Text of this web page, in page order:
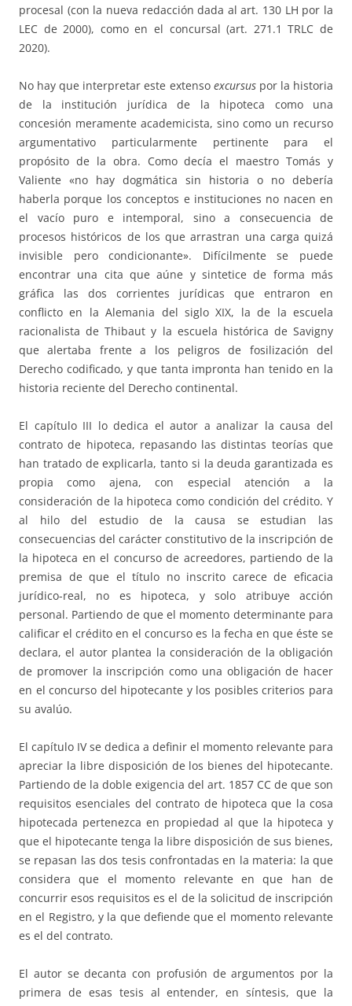
procesal (con la nueva redacción dada al art. 130 LH por la
LEC de 2000), como en el concursal (art. 271.1 TRLC de
2020).
No hay que interpretar este extenso excursuspor la historia
de la institución jurídica de la hipoteca como una
concesión meramente academicista, sino como un recurso
argumentativo particularmente pertinente para el
propósito de la obra. Como decía el maestro Tomás y
Valiente «no hay dogmática sin historia o no debería
haberla porque los conceptos e instituciones no nacen en
el vacío puro e intemporal, sino a consecuencia de
procesos históricos de los que arrastran una carga quizá
invisible pero condicionante». Difícilmente se puede
encontrar una cita que aúne y sintetice de forma más
gráfica las dos corrientes jurídicas que entraron en
conflicto en la Alemania del siglo XIX, la de la escuela
racionalista de Thibaut y la escuela histórica de Savigny
que alertaba frente a los peligros de fosilización del
Derecho codificado, y que tanta impronta han tenido en la
historia reciente del Derecho continental.
El capítulo III lo dedica el autor a analizar la causa del
contrato de hipoteca, repasando las distintas teorías que
han tratado de explicarla, tanto si la deuda garantizada es
propia como ajena, con especial atención a la
consideración de la hipoteca como condición del crédito. Y
al hilo del estudio de la causa se estudian las
consecuencias del carácter constitutivo de la inscripción de
la hipoteca en el concurso de acreedores, partiendo de la
premisa de que el título no inscrito carece de eficacia
jurídico-real, no es hipoteca, y solo atribuye acción
personal. Partiendo de que el momento determinante para
calificar el crédito en el concurso es la fecha en que éste se
declara, el autor plantea la consideración de la obligación
de promover la inscripción como una obligación de hacer
en el concurso del hipotecante y los posibles criterios para
su avalúo.
El capítulo IV se dedica a definir el momento relevante para
apreciar la libre disposición de los bienes del hipotecante.
Partiendo de la doble exigencia del art. 1857 CC de que son
requisitos esenciales del contrato de hipoteca que la cosa
hipotecada pertenezca en propiedad al que la hipoteca y
que el hipotecante tenga la libre disposición de sus bienes,
se repasan las dos tesis confrontadas en la materia: la que
considera que el momento relevante en que han de
concurrir esos requisitos es el de la solicitud de inscripción
en el Registro, y la que defiende que el momento relevante
es el del contrato.
El autor se decanta con profusión de argumentos por la
primera de esas tesis al entender, en síntesis, que la